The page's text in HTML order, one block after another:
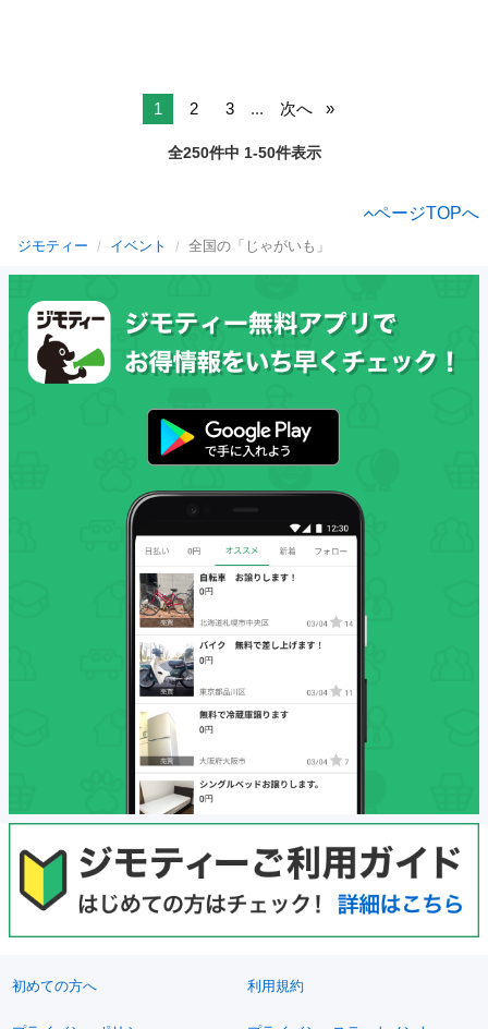
1 2 3 ... 次へ
全250件中 1-50件表示
ページTOPへ
ジモティー イベント 全国の「じゃがいも」
初めての方へ 利用規約